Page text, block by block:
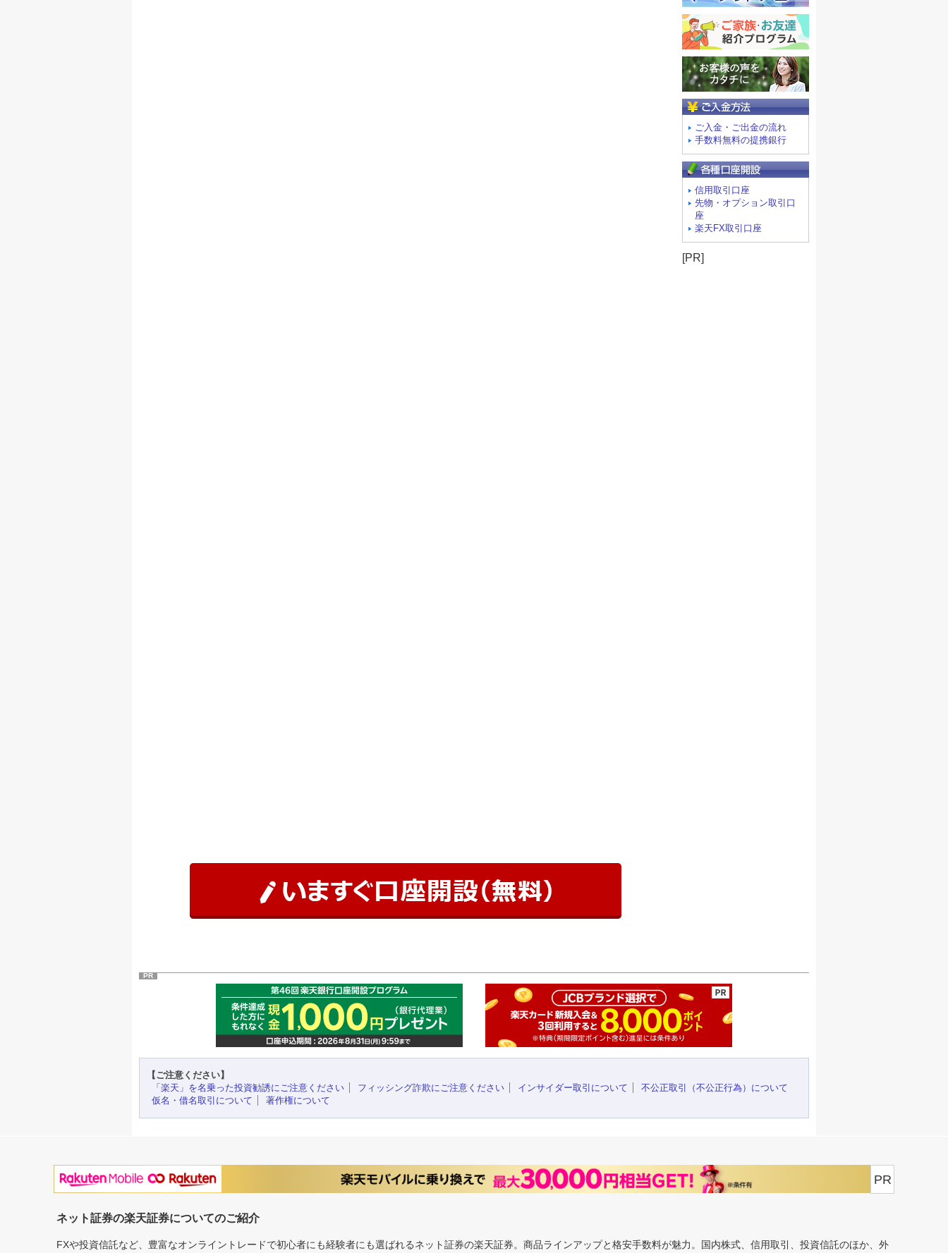
ご入金・ご出金の流れ
手数料無料の提携銀行
信用取引口座
先物・オプション取引口
座
楽天FX取引口座
[PR]
PR
【ご注意ください】
「楽天」を名乗った投資勧誘にご注意ください
フィッシング詐欺にご注意ください インサイダー取引について
不公正取引（不公正行為）について
仮名・借名取引について
著作権について
PR
ネット証券の楽天証券についてのご紹介
FXや投資信託など、豊富なオンライントレードで初心者にも経験者にも選ばれるネット証券の楽天証券。商品ラインアップと格安手数料が魅力。国内株式、信用取引、投資信託のほか、外